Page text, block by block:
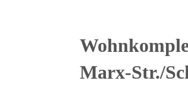
Marx-Str./